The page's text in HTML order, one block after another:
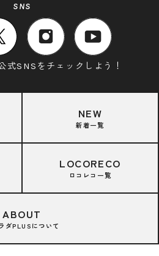
SNS
式SNSをチェックしよう！
NEW
新着一覧
LOCORECO
ロコレコ一覧
ABOUT
ダPLUSについて